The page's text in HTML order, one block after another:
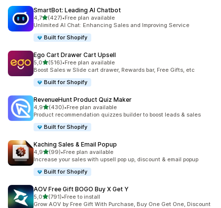
SmartBot: Leading AI Chatbot
4,7z 5 hvězd
(427)
Celkový počet recenzí: 427
•Free plan available
Unlimited AI Chat: Enhancing Sales and Improving Service
Built for Shopify
Ego Cart Drawer Cart Upsell
5,0z 5 hvězd
(516)
Celkový počet recenzí: 516
•Free plan available
Boost Sales w Slide cart drawer, Rewards bar, Free Gifts, etc
Built for Shopify
RevenueHunt Product Quiz Maker
4,9z 5 hvězd
(430)
Celkový počet recenzí: 430
•Free plan available
Product recommendation quizzes builder to boost leads & sales
Built for Shopify
Kaching Sales & Email Popup
4,9z 5 hvězd
(99)
Celkový počet recenzí: 99
•Free plan available
Increase your sales with upsell pop up, discount & email popup
Built for Shopify
AOV Free Gift BOGO Buy X Get Y
5,0z 5 hvězd
(791)
Celkový počet recenzí: 791
•Free to install
Grow AOV by Free Gift With Purchase, Buy One Get One, Discount